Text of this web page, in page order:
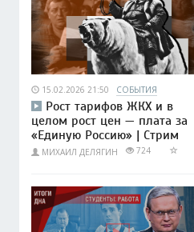
15.02.2026 21:50 СОБЫТИЯ
Рост тарифов ЖКХ и в
целом рост цен — плата за
«Единую Россию» | Стрим
МИХАИЛ ДЕЛЯГИН 724